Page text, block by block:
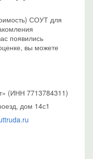
СОУТ для
появились
вы можете
(ИНН 7713784311)
дом 14с1